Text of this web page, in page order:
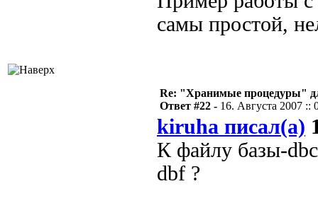
самы простой,
Re: "Хранимые процедуры"
Ответ #22 - 16. Августа 2007 ::
kiruha писал(а)
К файлу базы-
dbf ?